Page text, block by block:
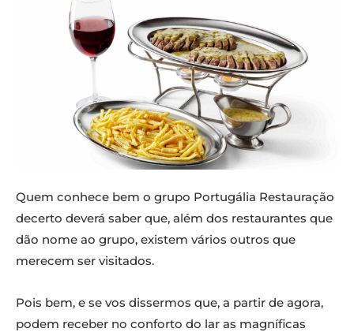
Quem conhece bem o grupo Portugália Restauração
decerto deverá saber que, além dos restaurantes que
dão nome ao grupo, existem vários outros que
merecem ser visitados.
Pois bem, e se vos dissermos que, a partir de agora,
podem receber no conforto do lar as magníficas